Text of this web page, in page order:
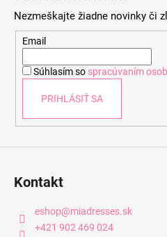
Nezmeškajte žiadne novinky či
Email
Súhlasím so spracúvaním
PRIHLÁSIŤ SA
Kontakt
eshop@miadresses.sk
+421 902 469 024